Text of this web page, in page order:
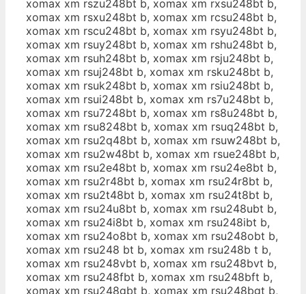
xomax xm rszu248bt b, xomax xm rxsu248bt b,
xomax xm rsxu248bt b, xomax xm rcsu248bt b,
xomax xm rscu248bt b, xomax xm rsyu248bt b,
xomax xm rsuy248bt b, xomax xm rshu248bt b,
xomax xm rsuh248bt b, xomax xm rsju248bt b,
xomax xm rsuj248bt b, xomax xm rsku248bt b,
xomax xm rsuk248bt b, xomax xm rsiu248bt b,
xomax xm rsui248bt b, xomax xm rs7u248bt b,
xomax xm rsu7248bt b, xomax xm rs8u248bt b,
xomax xm rsu8248bt b, xomax xm rsuq248bt b,
xomax xm rsu2q48bt b, xomax xm rsuw248bt b,
xomax xm rsu2w48bt b, xomax xm rsue248bt b,
xomax xm rsu2e48bt b, xomax xm rsu24e8bt b,
xomax xm rsu2r48bt b, xomax xm rsu24r8bt b,
xomax xm rsu2t48bt b, xomax xm rsu24t8bt b,
xomax xm rsu24u8bt b, xomax xm rsu248ubt b,
xomax xm rsu24i8bt b, xomax xm rsu248ibt b,
xomax xm rsu24o8bt b, xomax xm rsu248obt b,
xomax xm rsu248 bt b, xomax xm rsu248b t b,
xomax xm rsu248vbt b, xomax xm rsu248bvt b,
xomax xm rsu248fbt b, xomax xm rsu248bft b,
xomax xm rsu248gbt b, xomax xm rsu248bgt b,